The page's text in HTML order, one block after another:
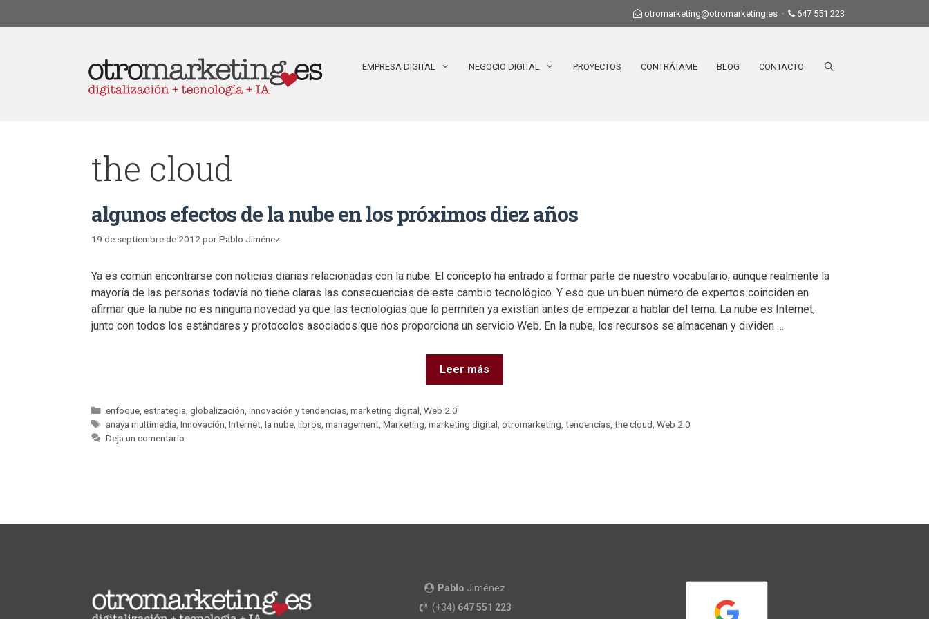
otromarketing@otromarketing.es · 647 551 223
EMPRESA DIGITAL NEGOCIO DIGITAL PROYECTOS CONTRÁTAME BLOG CONTACTO
the cloud
algunos efectos de la nube en los próximos diez años
19 de septiembre de 2012 porPablo Jiménez
Ya es común encontrarse con noticias diarias relacionadas con la nube. El concepto ha entrado a formar parte de nuestro vocabulario, aunque realmente la
mayoría de las personas todavía no tiene claras las consecuencias de este cambio tecnológico. Y eso que un buen número de expertos coinciden en
afirmar que la nube no es ninguna novedad ya que las tecnologías que la permiten ya existían antes de empezar a hablar del tema. La nube es Internet,
junto con todos los estándares y protocolos asociados que nos proporciona un servicio Web. En la nube, los recursos se almacenan y dividen …
Leer más
enfoque ,estrategia ,globalización ,innovación y tendencias ,marketing digital ,Web 2.0
anaya multimedia ,Innovación ,Internet ,la nube ,libros ,management ,Marketing ,marketing digital ,otromarketing ,tendencias ,the cloud ,Web 2.0
Deja un comentario
Pablo Jiménez
(+34) 647 551 223